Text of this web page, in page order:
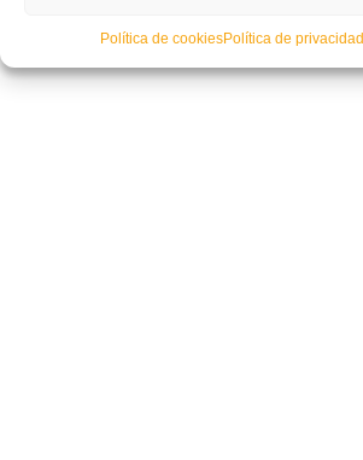
Política de cookiesPolítica de privacidad